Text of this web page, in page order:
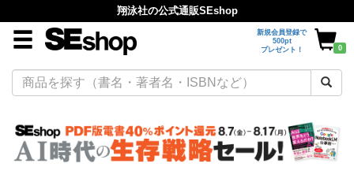
翔泳社の公式通販SEshop
新規会員登録で
500pt
プレゼント！
0